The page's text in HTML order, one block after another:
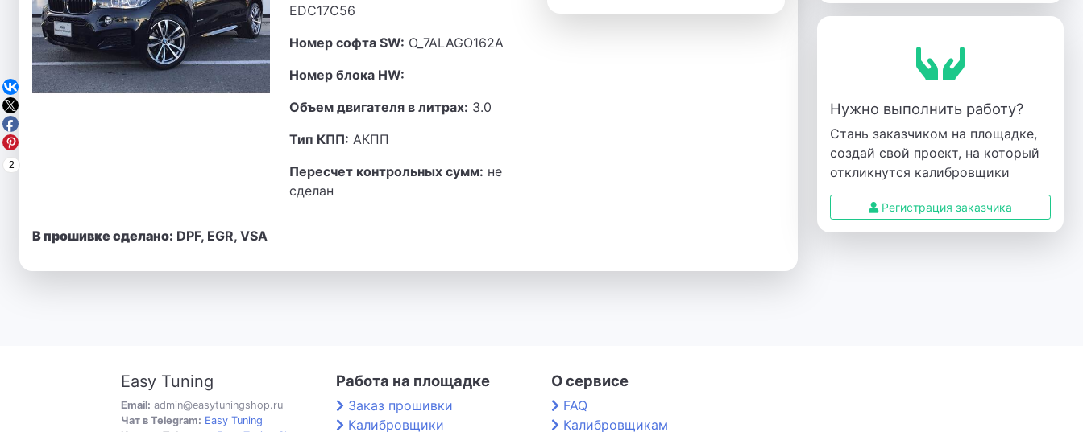
EDC17C56
Номер софта SW: O_7ALAGO162A
Номер блока HW:
Объем двигателя в литрах: 3.0
Тип КПП: АКПП
Пересчет контрольных сумм: не
сделан
В прошивке сделано: DPF, EGR, VSA
Нужно выполнить работу?
Стань заказчиком на площадке,
создай свой проект, на который
откликнутся калибровщики
Регистрация заказчика
2
Easy Tuning
Email: admin@easytuningshop.ru
Чат в Telegram: Easy Tuning
Работа на площадке
Заказ прошивки
Калибровщики
О сервисе
FAQ
Калибровщикам